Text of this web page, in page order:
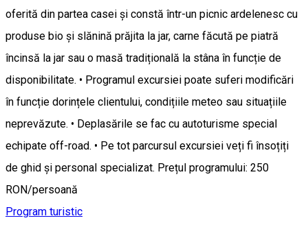
oferită din partea casei și constă într-un picnic ardelenesc cu
produse bio și slănină prăjita la jar, carne făcută pe piatră
încinsă la jar sau o masă tradițională la stâna în funcție de
disponibilitate. • Programul excursiei poate suferi modificări
în funcție dorințele clientului, condițiile meteo sau situațiile
neprevăzute. • Deplasările se fac cu autoturisme special
echipate off-road. • Pe tot parcursul excursiei veți fi însoțiți
de ghid și personal specializat. Prețul programului: 250
RON/persoană
Program turistic